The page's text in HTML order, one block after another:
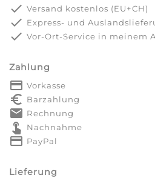
done Versand kostenlos (EU+CH)
done Express- und
done Vor-Ort-Service in meinem
Zahlung
payment Vorkasse
euro_symbol Barzahlung
markunread Rechnung
touch_app Nachnahme
credit_card PayPal
Lieferung